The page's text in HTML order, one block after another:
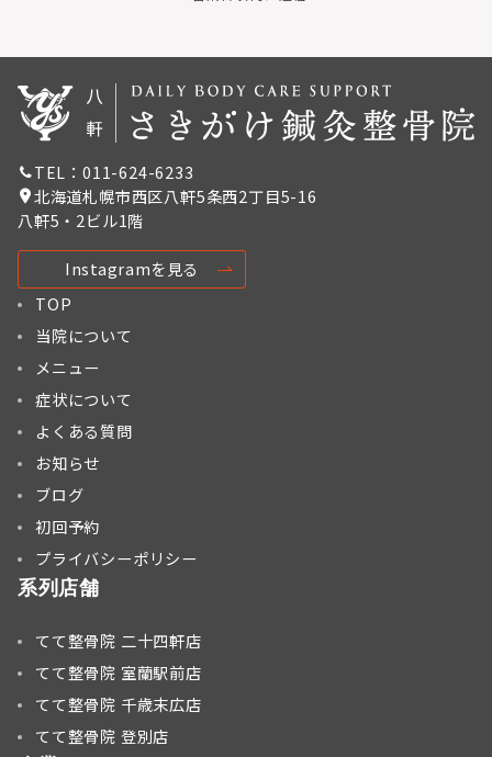
TEL：011-624-6233
北海道札幌市西区八軒5条西2丁目5-16
八軒5・2ビル1階
Instagramを見る
TOP
当院について
メニュー
症状について
よくある質問
お知らせ
ブログ
初回予約
プライバシーポリシー
系列店舗
てて整骨院 二十四軒店
てて整骨院 室蘭駅前店
てて整骨院 千歳末広店
てて整骨院 登別店